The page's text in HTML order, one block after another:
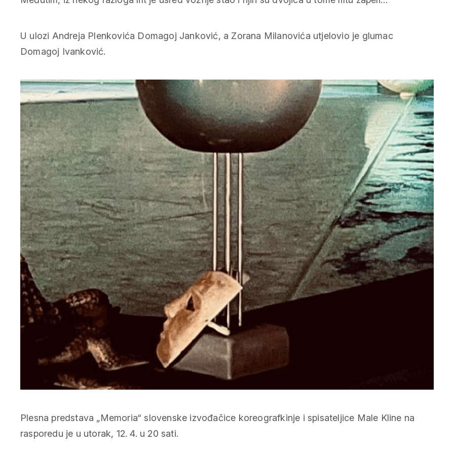
U ulozi Andreja Plenkovića Domagoj Janković, a Zorana Milanovića utjelovio je glumac
Domagoj Ivanković.
Plesna predstava „Memoria“ slovenske izvođačice koreografkinje i spisateljice Male Kline na
rasporedu je u utorak, 12. 4. u 20 sati.